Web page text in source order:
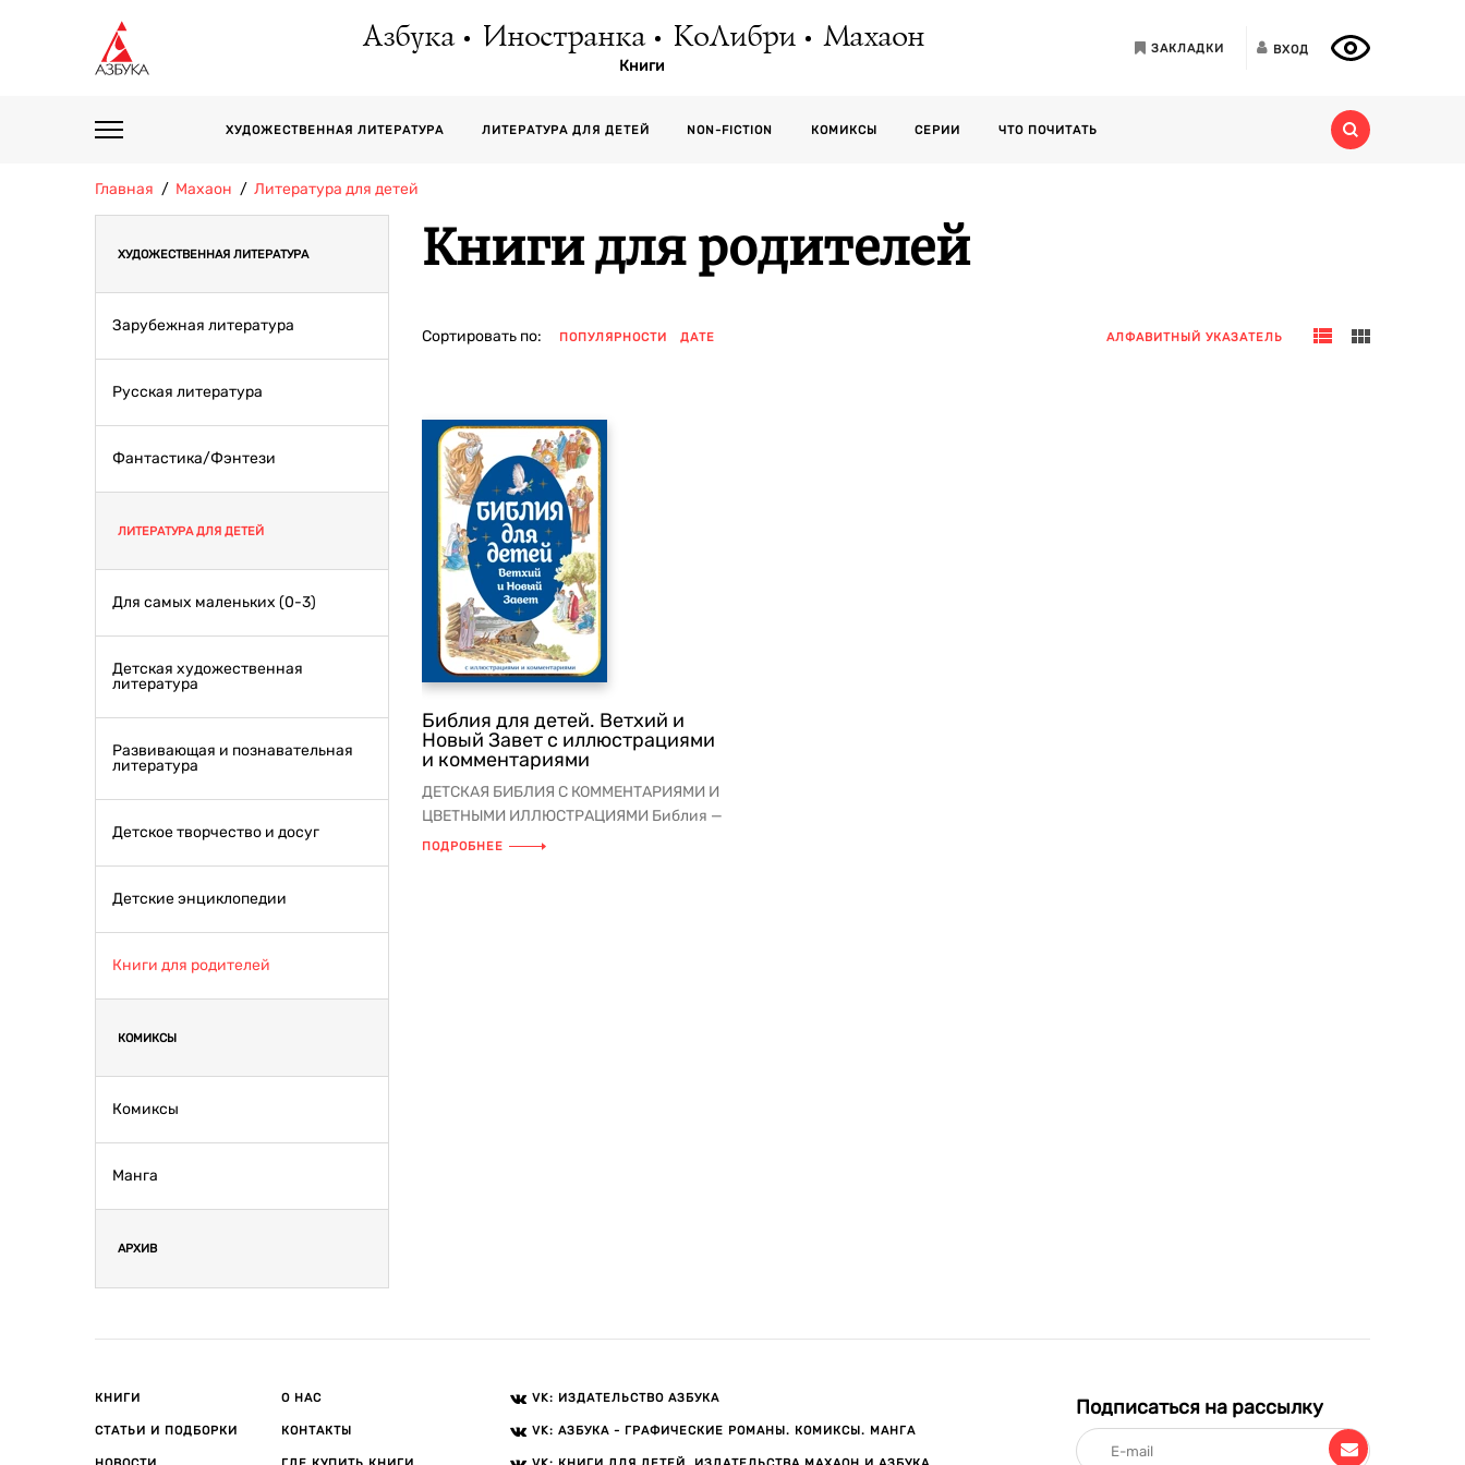
Азбука Иностранка КоЛибри Махаон
Книги
ЗАКЛАДКИ ВХОД
ХУДОЖЕСТВЕННАЯ ЛИТЕРАТУРА ЛИТЕРАТУРА ДЛЯ ДЕТЕЙ NON-FICTION КОМИКСЫ СЕРИИ ЧТО ПОЧИТАТЬ
Главная Махаон Литература для детей
ХУДОЖЕСТВЕННАЯ ЛИТЕРАТУРА
Зарубежная литература
Русская литература
Фантастика/Фэнтези
ЛИТЕРАТУРА ДЛЯ ДЕТЕЙ
Для самых маленьких (0-3)
Детская художественная
литература
Развивающая и познавательная
литература
Детское творчество и досуг
Детские энциклопедии
Книги для родителей
КОМИКСЫ
Комиксы
Манга
АРХИВ
Книги для родителей
Сортировать по: ПОПУЛЯРНОСТИ ДАТЕ АЛФАВИТНЫЙ УКАЗАТЕЛЬ
Библия для детей. Ветхий и
Новый Завет с иллюстрациями
и комментариями
ДЕТСКАЯ БИБЛИЯ С КОММЕНТАРИЯМИ И
ЦВЕТНЫМИ ИЛЛЮСТРАЦИЯМИ Библия —
самая популярная и читаемая книг...
ПОДРОБНЕЕ
КНИГИ
СТАТЬИ И ПОДБОРКИ
О НАС
КОНТАКТЫ
VK: ИЗДАТЕЛЬСТВО АЗБУКА
VK: АЗБУКА - ГРАФИЧЕСКИЕ РОМАНЫ. КОМИКСЫ. МАНГА
Подписаться на рассылку